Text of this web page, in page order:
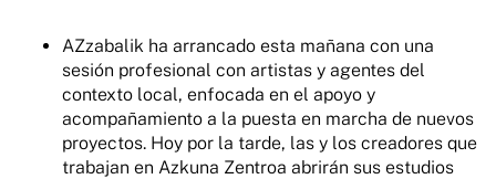
AZzabalik ha arrancado esta mañana con una
sesión profesional con artistas y agentes del
contexto local, enfocada en el apoyo y
acompañamiento a la puesta en marcha de nuevos
proyectos. Hoy por la tarde, las y los creadores que
trabajan en Azkuna Zentroa abrirán sus estudios